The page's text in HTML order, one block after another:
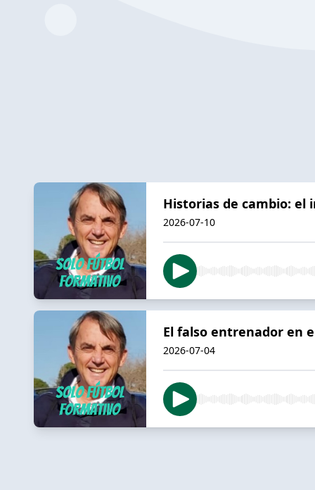
Historias de cambio: el
2026-07-10
El falso entrenador en
2026-07-04